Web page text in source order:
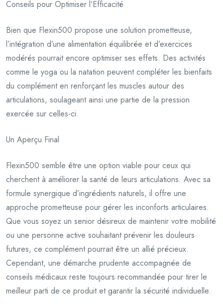
Conseils pour Optimiser l’Efficacité
Bien que Flexin500 propose une solution prometteuse,
l’intégration d’une alimentation équilibrée et d’exercices
modérés pourrait encore optimiser ses effets. Des activités
comme le yoga ou la natation peuvent compléter les bienfaits
du complément en renforçant les muscles autour des
articulations, soulageant ainsi une partie de la pression
exercée sur celles-ci.
Un Aperçu Final
Flexin500 semble être une option viable pour ceux qui
cherchent à améliorer la santé de leurs articulations. Avec sa
formule synergique d’ingrédients naturels, il offre une
approche prometteuse pour gérer les inconforts articulaires.
Que vous soyez un senior désireux de maintenir votre mobilité
ou une personne active souhaitant prévenir les douleurs
futures, ce complément pourrait être un allié précieux.
Cependant, une démarche prudente accompagnée de
conseils médicaux reste toujours recommandée pour tirer le
meilleur parti de ce produit et garantir la sécurité individuelle.